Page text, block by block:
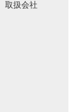
取扱会社